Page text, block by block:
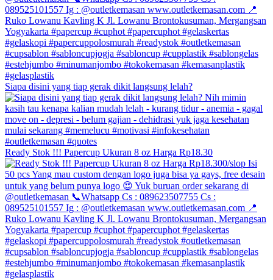
Siapa disini yang tiap gerak dikit langsung lelah?
Ready Stok !!! Papercup Ukuran 8 oz Harga Rp18.30